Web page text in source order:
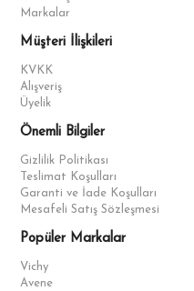
Markalar
Müşteri İlişkileri
KVKK
Alışveriş
Üyelik
Önemli Bilgiler
Gizlilik Politikası
Teslimat Koşulları
Garanti ve İade Koşulları
Mesafeli Satış Sözleşmesi
Popüler Markalar
Vichy
Avene